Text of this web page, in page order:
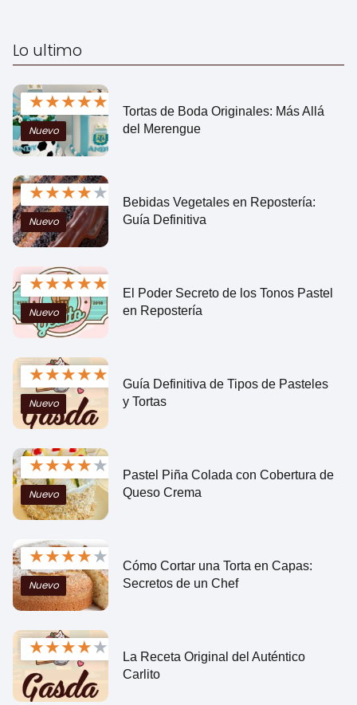
Lo ultimo
★★★★★
Nuevo
Tortas de Boda Originales: Más Allá
del Merengue
★★★★★
Nuevo
Bebidas Vegetales en Repostería:
Guía Definitiva
★★★★★
Nuevo
El Poder Secreto de los Tonos Pastel
en Repostería
★★★★★
Nuevo
Guía Definitiva de Tipos de Pasteles
y Tortas
★★★★★
Nuevo
Pastel Piña Colada con Cobertura de
Queso Crema
★★★★★
Nuevo
Cómo Cortar una Torta en Capas:
Secretos de un Chef
★★★★★
La Receta Original del Auténtico
Carlito